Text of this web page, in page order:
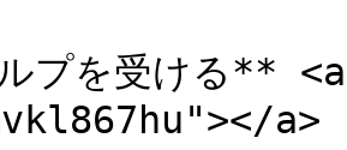
プを受ける**
a>